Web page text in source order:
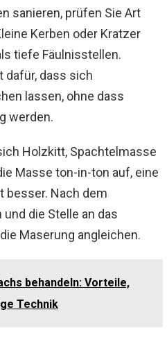
sanieren, prüfen Sie Art
Kerben oder Kratzer
tiefe Fäulnisstellen.
dafür, dass sich
lassen, ohne dass
werden.
Holzkitt, Spachtelmasse
Masse ton-in-ton auf, eine
besser. Nach dem
die Stelle an das
Maserung angleichen.
behandeln: Vorteile,
Technik